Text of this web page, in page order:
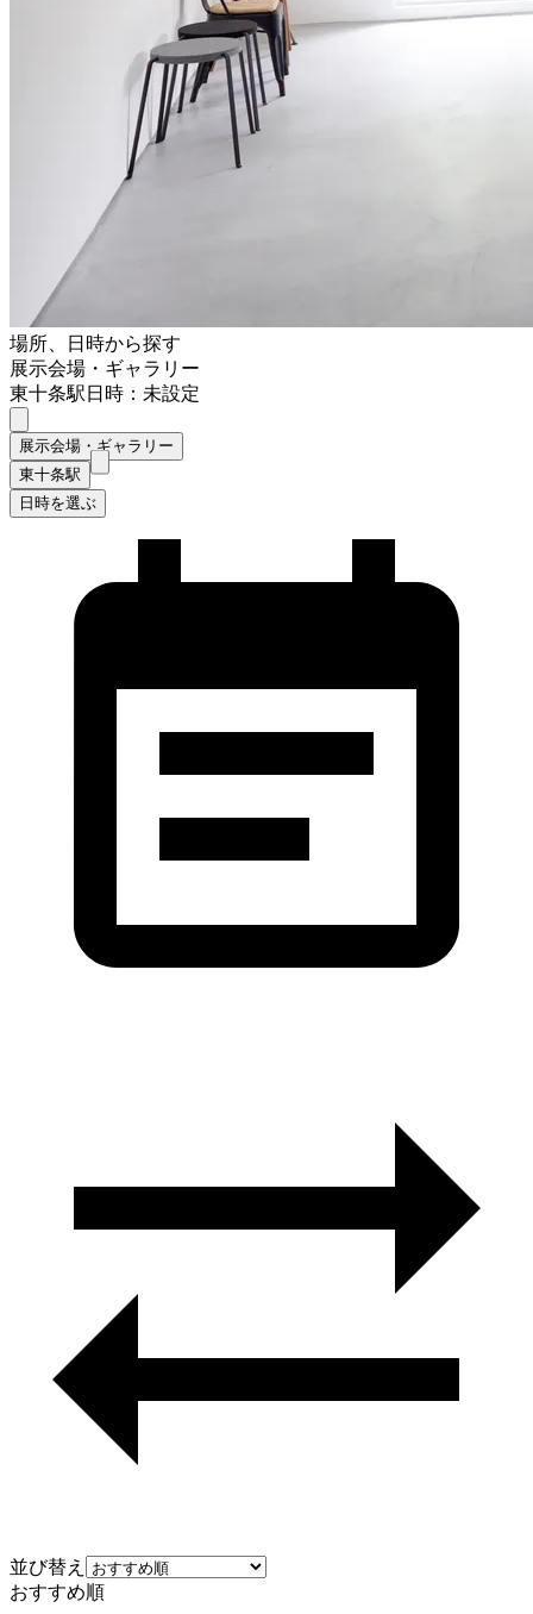
場所、日時から探す
展示会場・ギャラリー
東十条駅日時：未設定
展示会場・ギャラリー
東十条駅
日時を選ぶ
並び替え
おすすめ順